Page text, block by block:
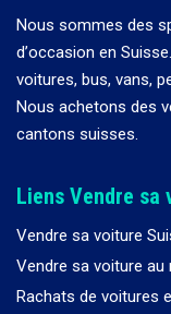
Nous sommes des
d’occasion en
voitures, bus, vans,
Nous achetons des
cantons suisses.
Liens Vendre sa
Vendre sa voiture
Vendre sa voiture au
Rachats de voitures